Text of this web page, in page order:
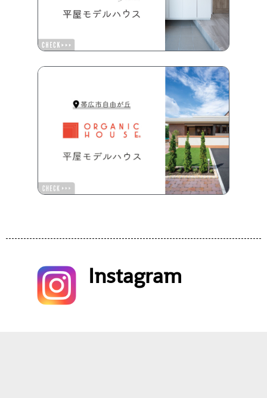
Instagram